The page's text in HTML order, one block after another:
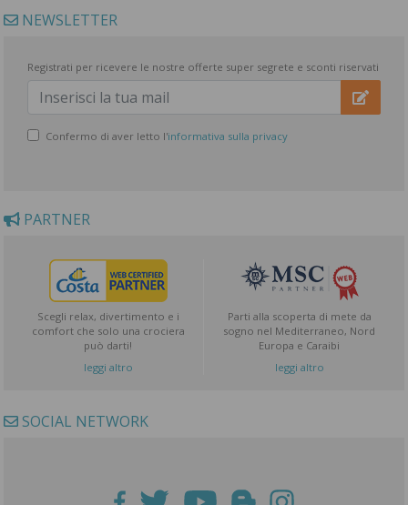
NEWSLETTER
Registrati per ricevere le nostre offerte super segrete e sconti riservati
Confermo di aver letto l'informativa sulla privacy
PARTNER
Scegli relax, divertimento e i
comfort che solo una crociera
può darti!
leggi altro
Parti alla scoperta di mete da
sogno nel Mediterraneo, Nord
Europa e Caraibi
leggi altro
SOCIAL NETWORK